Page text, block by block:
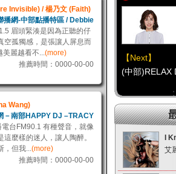
Invisible) / 楊乃文 (Faith)
播網-中部點播特區 / Debbie
眉頭緊湊是因為正聽的仔
孤獨感，是張讓人屏息而
美麗越看不...(more)
推薦時間：0000-00-00
Wang)
－南部HAPPY DJ –TRACY
台FM90.1 有種聲音，就像
麼樣的迷人，讓人陶醉。
，但我...(more)
推薦時間：0000-00-00
好康報報 最新
Hit Fm的【IG
【Next】
(中部)RELAX
【Next】
(南部)元氣
I
艾